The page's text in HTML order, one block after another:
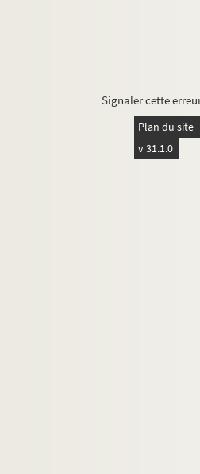
Signaler cette
Plan du site
v 31.1.0